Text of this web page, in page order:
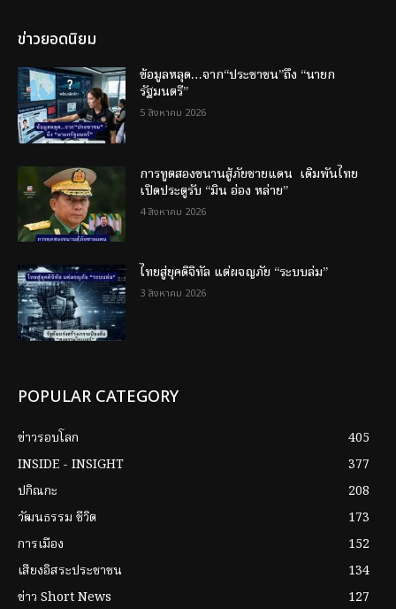
ข่าวยอดนิยม
ข้อมูลหลุด…จาก“ประชาชน”ถึง “นายก
รัฐมนตรี”
5 สิงหาคม 2026
การทูตสองขนานสู้ภัยชายแดน เดิมพันไทย
เปิดประตูรับ “มิน อ่อง หล่าย”
4 สิงหาคม 2026
ไทยสู่ยุคดิจิทัล แต่ผจญภัย “ระบบล่ม”
3 สิงหาคม 2026
POPULAR CATEGORY
ข่าวรอบโลก
405
INSIDE - INSIGHT
377
ปกิณกะ
208
วัฒนธรรม ชีวิต
173
การเมือง
152
เสียงอิสระประชาชน
134
ข่าว Short News
127